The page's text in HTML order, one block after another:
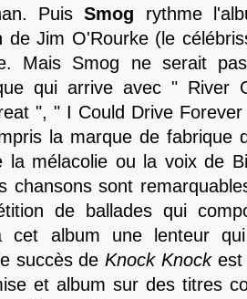
PuisSmog rythme
de Jim O'Rourke (le
Mais Smog ne serait
qui arrive avec " River
", " I Could Drive
la marque de fabrique
la mélacolie ou la voix de
chansons sont
de ballades qui
cet album une lenteur
succès deKnock Knockest
et album sur des titres